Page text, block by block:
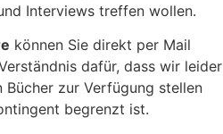
Interviews treffen wollen.
können Sie direkt per Mail
dafür, dass wir leider
zur Verfügung stellen
begrenzt ist.